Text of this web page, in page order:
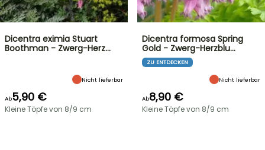
Dicentra eximia Stuart
Boothman - Zwerg-Herz…
Nicht lieferbar
Ab5,90 €
Kleine Töpfe von 8/9 cm
Dicentra formosa Spring
Gold - Zwerg-Herzblu…
ZU ENTDECKEN
Nicht lieferbar
Ab8,90 €
Kleine Töpfe von 8/9 cm